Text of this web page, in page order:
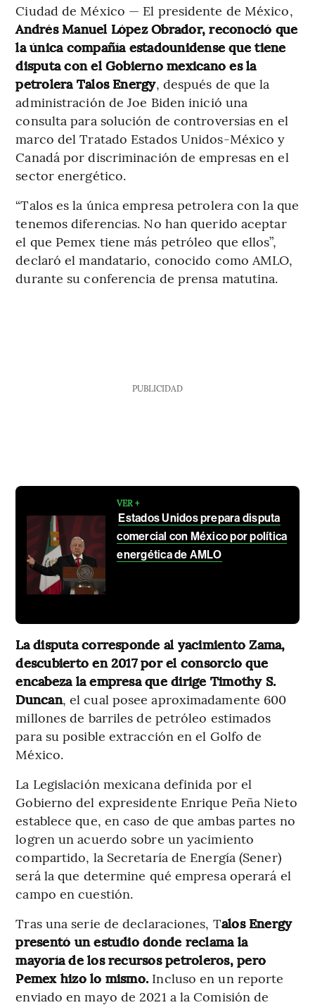
Ciudad de México — El presidente de México,
Andrés Manuel López Obrador, reconoció que
la única compañía estadounidense que tiene
disputa con el Gobierno mexicano es la
petrolera Talos Energy, después de que la
administración de Joe Biden inició una
consulta para solución de controversias en el
marco del Tratado Estados Unidos-México y
Canadá por discriminación de empresas en el
sector energético.
“Talos es la única empresa petrolera con la que
tenemos diferencias. No han querido aceptar
el que Pemex tiene más petróleo que ellos”,
declaró el mandatario, conocido como AMLO,
durante su conferencia de prensa matutina.
PUBLICIDAD
VER +
Estados Unidos prepara disputa
comercial con México por política
energética de AMLO
La disputa corresponde al yacimiento Zama,
descubierto en 2017 por el consorcio que
encabeza la empresa que dirige Timothy S.
Duncan, el cual posee aproximadamente 600
millones de barriles de petróleo estimados
para su posible extracción en el Golfo de
México.
La Legislación mexicana definida por el
Gobierno del expresidente Enrique Peña Nieto
establece que, en caso de que ambas partes no
logren un acuerdo sobre un yacimiento
compartido, la Secretaría de Energía (Sener)
será la que determine qué empresa operará el
campo en cuestión.
Tras una serie de declaraciones, Talos Energy
presentó un estudio donde reclama la
mayoría de los recursos petroleros, pero
Pemex hizo lo mismo. Incluso en un reporte
enviado en mayo de 2021 a la Comisión de